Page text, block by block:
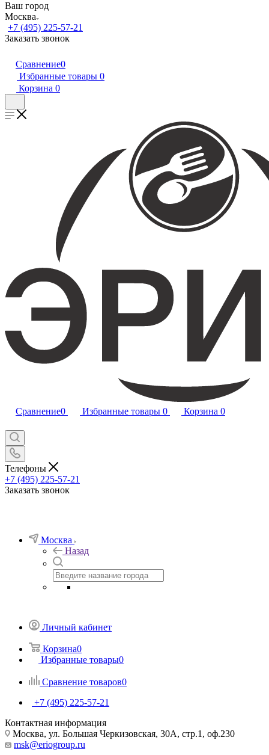
Ваш город
Москва
+7 (495) 225-57-21
Заказать звонок
Сравнение0
Избранные товары 0
Корзина 0
Сравнение0 Избранные товары 0 Корзина 0
Телефоны
+7 (495) 225-57-21
Заказать звонок
Москва
Назад
Личный кабинет
Корзина0
Избранные товары0
Сравнение товаров0
+7 (495) 225-57-21
Контактная информация
Москва, ул. Большая Черкизовская, 30А, стр.1, оф.230
msk@eriogroup.ru